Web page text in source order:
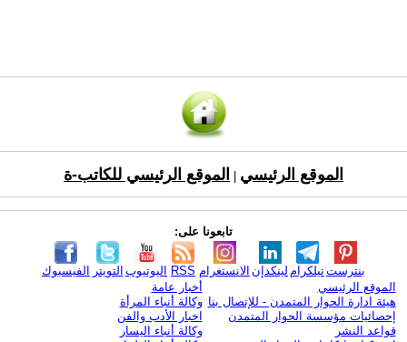
الموقع الرئيسي الموقع الرئيسي للكاتب-ة
تابعونا على:
الفيسبوك التويتر اليوتيوب RSS الانستغرام لينكدإن تيلكرامبنترست
الموقع الرئيسي
هيئة ادارة الحوار المتمدن - للإتصال بنا
إحصائيات مؤسسة الحوار المتمدن
قواعد النشر
أخبار عامة
وكالة أنباء المرأة
اخبار الأدب والفن
وكالة أنباء اليسار